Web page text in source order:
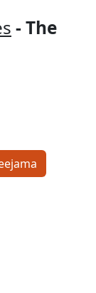
- The